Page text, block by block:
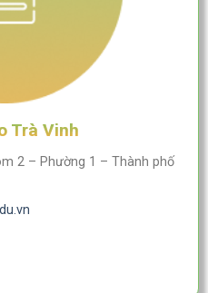
Trà Vinh
2 – Phường 1 – Thành phố